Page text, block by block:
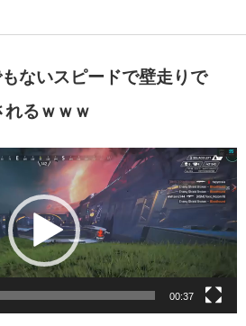
もないスピードで壁走りで
れるｗｗｗ
00:37